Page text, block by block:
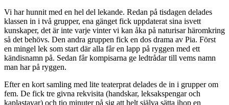
Vi har hunnit med en hel del lekande. Redan på tisdagen delades
klassen in i två grupper, ena gänget fick uppdaterat sina isvett
kunskaper, det är inte varje vinter vi kan åka på naturisar häromkring
så det behövs. Den andra gruppen fick en dos drama av Pia. Först
en mingel lek som start där alla får en lapp på ryggen med ett
kändisnamn på. Sedan får kompisarna ge ledtrådar till vems namn
man har på ryggen.
Efter en kort samling med lite teaterprat delades de in i grupper om
fem. De fick tre givna rekvisita (handskar, leksakspengar och
kaplastavar) och tio minuter på sig att helt själva sätta ihop en